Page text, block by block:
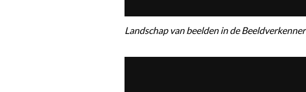
Landschap van beelden in de Beeldverkenner